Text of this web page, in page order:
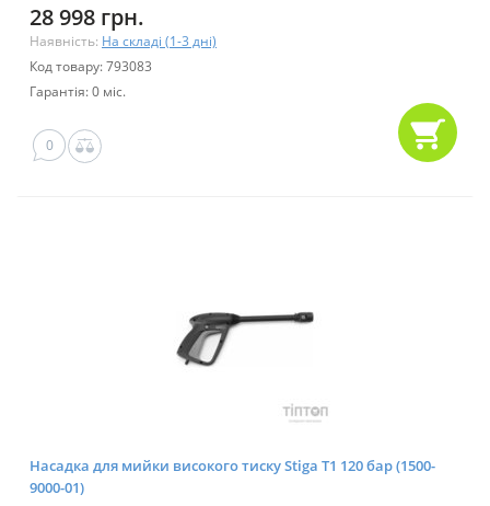
28 998 грн.
Наявність: На складі (1-3 дні)
Код товару: 793083
Гарантія: 0 міс.
0
Насадка для мийки високого тиску Stiga T1 120 бар (1500-
9000-01)